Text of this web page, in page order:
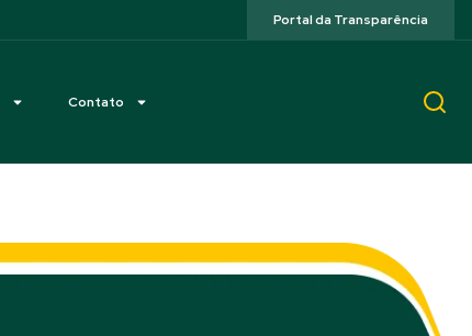
Portal da Transparência
Contato